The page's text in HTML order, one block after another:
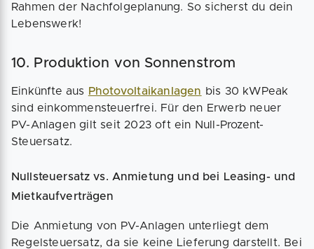
Rahmen der Nachfolgeplanung. So sicherst du dein
Lebenswerk!
10. Produktion von Sonnenstrom
Einkünfte aus Photovoltaikanlagen bis 30 kWPeak
sind einkommensteuerfrei. Für den Erwerb neuer
PV-Anlagen gilt seit 2023 oft ein Null-Prozent-
Steuersatz.
Nullsteuersatz vs. Anmietung und bei Leasing- und
Mietkaufverträgen
Die Anmietung von PV-Anlagen unterliegt dem
Regelsteuersatz, da sie keine Lieferung darstellt. Bei